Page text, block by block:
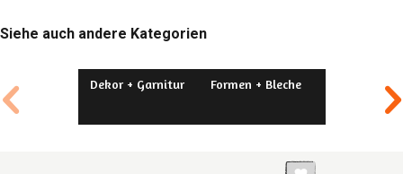
Siehe auch andere Kategorien
Dekor + Garnitur Formen + Bleche